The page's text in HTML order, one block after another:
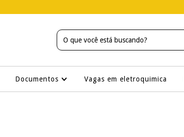
Documentos Vagas em eletroquimica